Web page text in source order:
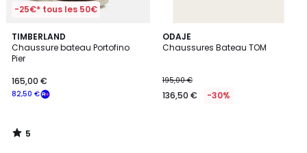
-25€* tous les 50€
TIMBERLAND
Chaussure bateau Portofino
Pier
82,50 €
165,00 €
5
/
5
5
/
ODAJE
Chaussures Bateau TOM
195,00 €
136,50 € -30%